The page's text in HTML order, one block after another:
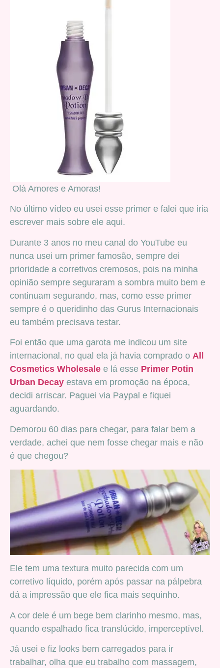
Olá Amores e Amoras!
No último vídeo eu usei esse primer e falei que iria
escrever mais sobre ele aqui.
Durante 3 anos no meu canal do YouTube eu
nunca usei um primer famosão, sempre dei
prioridade a corretivos cremosos, pois na minha
opinião sempre seguraram a sombra muito bem e
continuam segurando, mas, como esse primer
sempre é o queridinho das Gurus Internacionais
eu também precisava testar.
Foi então que uma garota me indicou um site
internacional, no qual ela já havia comprado o All
Cosmetics Wholesale e lá esse Primer Potin
Urban Decay estava em promoção na época,
decidi arriscar. Paguei via Paypal e fiquei
aguardando.
Demorou 60 dias para chegar, para falar bem a
verdade, achei que nem fosse chegar mais e não
é que chegou?
Ele tem uma textura muito parecida com um
corretivo líquido, porém após passar na pálpebra
dá a impressão que ele fica mais sequinho.
A cor dele é um bege bem clarinho mesmo, mas,
quando espalhado fica translúcido, imperceptível.
Já usei e fiz looks bem carregados para ir
trabalhar, olha que eu trabalho com massagem,